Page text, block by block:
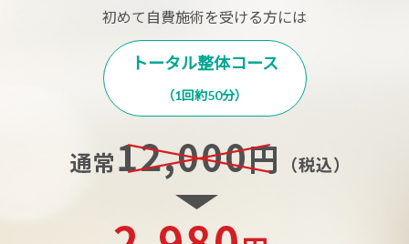
初めて自費施術を受ける方には
トータル整体コース
（1回約50分）